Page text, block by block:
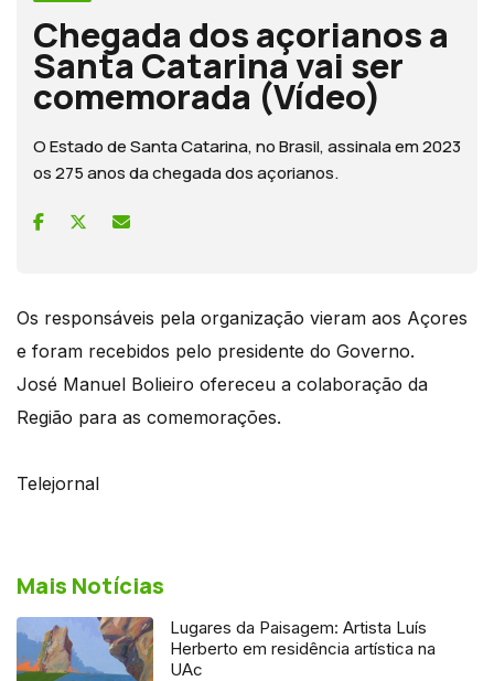
Chegada dos açorianos a
Santa Catarina vai ser
comemorada (Vídeo)
O Estado de Santa Catarina, no Brasil, assinala em 2023
os 275 anos da chegada dos açorianos.
Os responsáveis pela organização vieram aos Açores
e foram recebidos pelo presidente do Governo.
José Manuel Bolieiro ofereceu a colaboração da
Região para as comemorações.
Telejornal
Mais Notícias
Lugares da Paisagem: Artista Luís
Herberto em residência artística na
UAc